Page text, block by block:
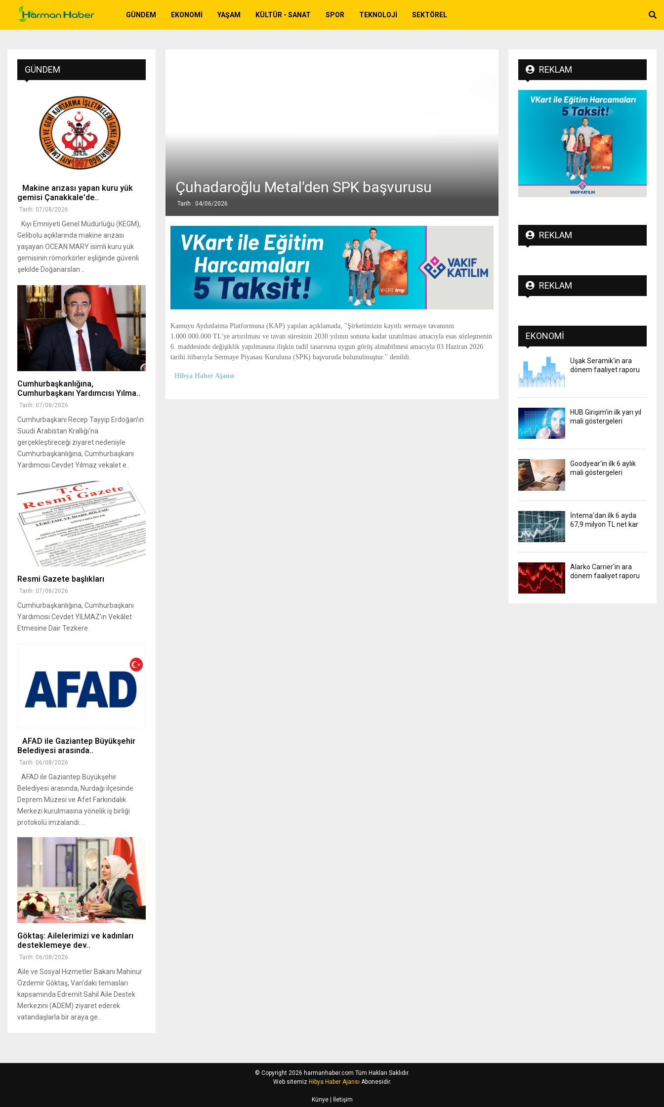
GÜNDEM EKONOMI YAŞAM KÜLTÜR - SANAT SPOR TEKNOLOJI SEKTÖREL
Çuhadaroğlu Metal'den SPK başvurusu
Tarih : 04/06/2026
Kamuyu Aydınlatma Platformuna (KAP) yapılan açıklamada, ''Şirketimizin kayıtlı sermaye tavanının
1.000.000.000 TL'ye artırılması ve tavan süresinin 2030 yılının sonuna kadar uzatılması amacıyla esas sözleşmenin
6. maddesinde değişiklik yapılmasına ilişkin tadil tasarısına uygun görüş alınabilmesi amacıyla 03 Haziran 2026
tarihi itibarıyla Sermaye Piyasası Kuruluna (SPK) başvuruda bulunulmuştur.'' denildi.
Hibya Haber Ajansı
GÜNDEM
Makine arızası yapan kuru yük
gemisi Çanakkale'de..
Tarih: 07/08/2026
Kıyı Emniyeti Genel Müdürlüğü (KEGM),
Gelibolu açıklarında makine arızası
yaşayan OCEAN MARY isimli kuru yük
gemisinin römorkörler eşliğinde güvenli
şekilde Doğanarslan ..
Cumhurbaşkanlığına,
Cumhurbaşkanı Yardımcısı Yılma..
Tarih: 07/08/2026
Cumhurbaşkanı Recep Tayyip Erdoğan’ın
Suudi Arabistan Krallığı'na
gerçekleştireceği ziyaret nedeniyle
Cumhurbaşkanlığına, Cumhurbaşkanı
Yardımcısı Cevdet Yılmaz vekalet e..
Resmi Gazete başlıkları
Tarih: 07/08/2026
Cumhurbaşkanlığına, Cumhurbaşkanı
Yardımcısı Cevdet YILMAZ’ın Vekâlet
Etmesine Dair Tezkere
AFAD ile Gaziantep Büyükşehir
Belediyesi arasında..
Tarih: 06/08/2026
AFAD ile Gaziantep Büyükşehir
Belediyesi arasında, Nurdağı ilçesinde
Deprem Müzesi ve Afet Farkındalık
Merkezi kurulmasına yönelik iş birliği
protokolü imzalandı. ..
Göktaş: Ailelerimizi ve kadınları
desteklemeye dev..
Tarih: 06/08/2026
Aile ve Sosyal Hizmetler Bakanı Mahinur
Özdemir Göktaş, Van'daki temasları
kapsamında Edremit Sahil Aile Destek
Merkezini (ADEM) ziyaret ederek
vatandaşlarla bir araya ge..
REKLAM
REKLAM
REKLAM
EKONOMI
Uşak Seramik'in ara
dönem faaliyet raporu
HUB Girişim'in ilk yarı yıl
mali göstergeleri
Goodyear'in ilk 6 aylık
mali göstergeleri
İntema'dan ilk 6 ayda
67,9 milyon TL net kar
Alarko Carrier'in ara
dönem faaliyet raporu
© Copyright 2026 harmanhaber.com Tüm Hakları Saklıdır.
Web sitemiz Hibya Haber Ajansı Abonesidir.
Künye| İletişim